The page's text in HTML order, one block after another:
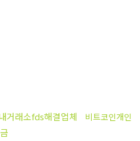
거래소fds해결업체
비트코인개인